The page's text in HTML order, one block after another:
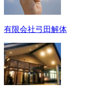
有限会社弓田解体